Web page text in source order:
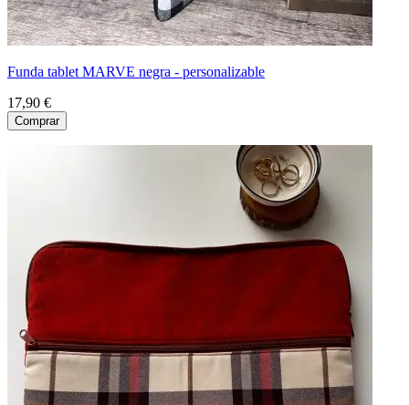
Funda tablet MARVE negra - personalizable
17,90 €
Comprar